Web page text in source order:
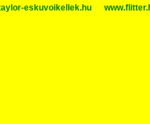
eskuvoikellek.hu